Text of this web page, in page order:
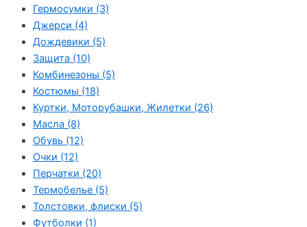
Гермосумки (3)
Джерси (4)
Дождевики (5)
Защита (10)
Комбинезоны (5)
Костюмы (18)
Куртки, Моторубашки, Жилетки (26)
Масла (8)
Обувь (12)
Очки (12)
Перчатки (20)
Термобелье (5)
Толстовки, флиски (5)
Футболки (1)